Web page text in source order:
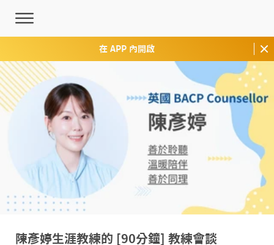
在 APP 內開啟
陳彥婷生涯教練的 [90分鐘] 教練會談